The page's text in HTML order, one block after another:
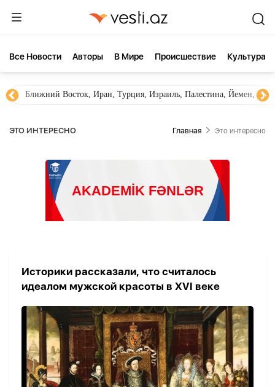
Все Новости Aвторы В Мире Происшествие Культура
Ближний Восток, Иран, Турция, Израиль, Палестина, Йемен,
ЭТО ИНТЕРЕСНО Главная Это интересно
Историки рассказали, что считалось
идеалом мужской красоты в XVI веке